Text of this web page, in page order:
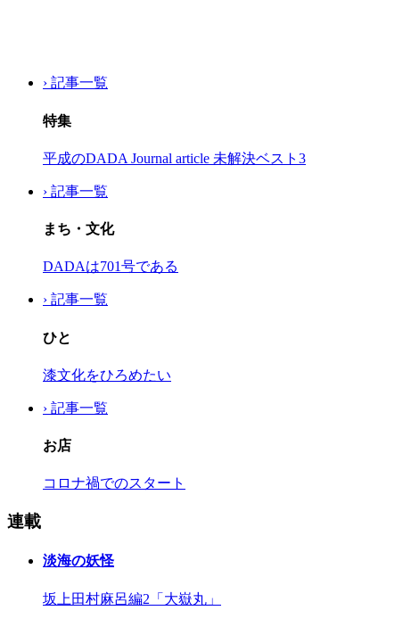
› 記事一覧
特集
平成のDADA Journal article 未解決ベスト3
› 記事一覧
まち・文化
DADAは701号である
› 記事一覧
ひと
漆文化をひろめたい
› 記事一覧
お店
コロナ禍でのスタート
連載
淡海の妖怪
坂上田村麻呂編2「大嶽丸」